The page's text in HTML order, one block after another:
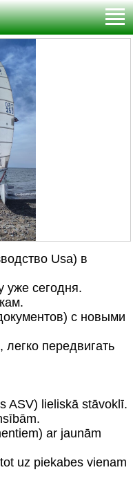
Usa) в
уже сегодня.
с новыми
передвигать
ASV) lieliskā stāvoklī.
ar jaunām
uz piekabes vienam